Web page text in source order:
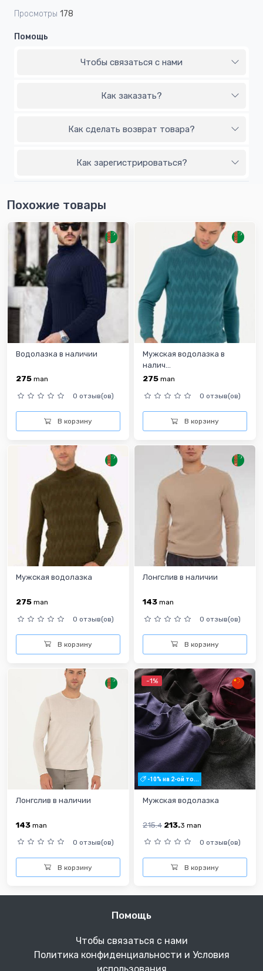
Просмотры 178
Помощь
Чтобы связаться с нами
Как заказать?
Как сделать возврат товара?
Как зарегистрироваться?
Похожие товары
Водолазка в наличии
275 man
0 отзыв(ов)
В корзину
Мужская водолазка в
налич...
275 man
0 отзыв(ов)
В корзину
Мужская водолазка
275 man
0 отзыв(ов)
В корзину
Лонгслив в наличии
143 man
0 отзыв(ов)
В корзину
Лонгслив в наличии
143 man
0 отзыв(ов)
В корзину
-1%
-10% на 2-ой то...
Мужская водолазка
215.4 213.3 man
0 отзыв(ов)
В корзину
Помощь
Чтобы связаться с нами
Политика конфиденциальности и Условия